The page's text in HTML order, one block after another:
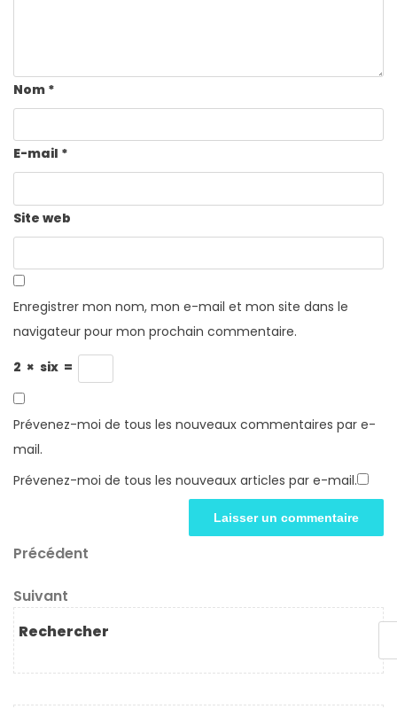
Nom *
E-mail *
Site web
Enregistrer mon nom, mon e-mail et mon site dans le
navigateur pour mon prochain commentaire.
2 × six =
Prévenez-moi de tous les nouveaux commentaires par e-
mail.
Prévenez-moi de tous les nouveaux articles par e-mail.
Navigation
de
l’article
Article
Précédent
Article
suivant
Suivant
Rechercher